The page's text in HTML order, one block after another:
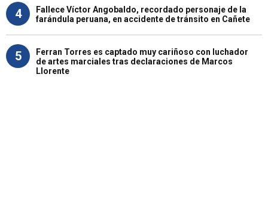
4
Fallece Víctor Angobaldo, recordado personaje de la
farándula peruana, en accidente de tránsito en Cañete
5
Ferran Torres es captado muy cariñoso con luchador
de artes marciales tras declaraciones de Marcos
Llorente